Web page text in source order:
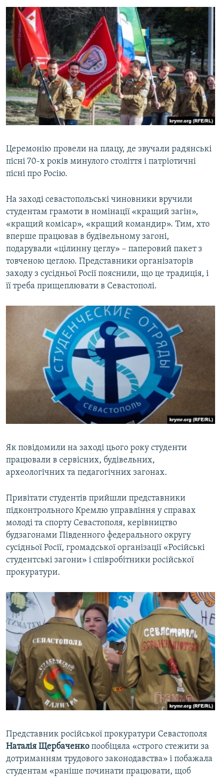
Церемонію провели на плацу, де звучали радянські
пісні 70-х років минулого століття і патріотичні
пісні про Росію.
На заході севастопольські чиновники вручили
студентам грамоти в номінації «кращий загін»,
«кращий комісар», «кращий командир». Тим, хто
вперше працював в будівельному загоні,
подарували «цілинну цеглу» – паперовий пакет з
товченою цеглою. Представники організаторів
заходу з сусідньої Росії пояснили, що це традиція, і
її треба прищеплювати в Севастополі.
Як повідомили на заході цього року студенти
працювали в сервісних, будівельних,
археологічних та педагогічних загонах.
Привітати студентів прийшли представники
підконтрольного Кремлю управління у справах
молоді та спорту Севастополя, керівництво
будзагонами Південного федерального округу
сусідньої Росії, громадської організації «Російські
студентські загони» і співробітники російської
прокуратури.
Представник російської прокуратури Севастополя
Наталія Щербаченко пообіцяла «строго стежити за
дотриманням трудового законодавства» і побажала
студентам «раніше починати працювати, щоб